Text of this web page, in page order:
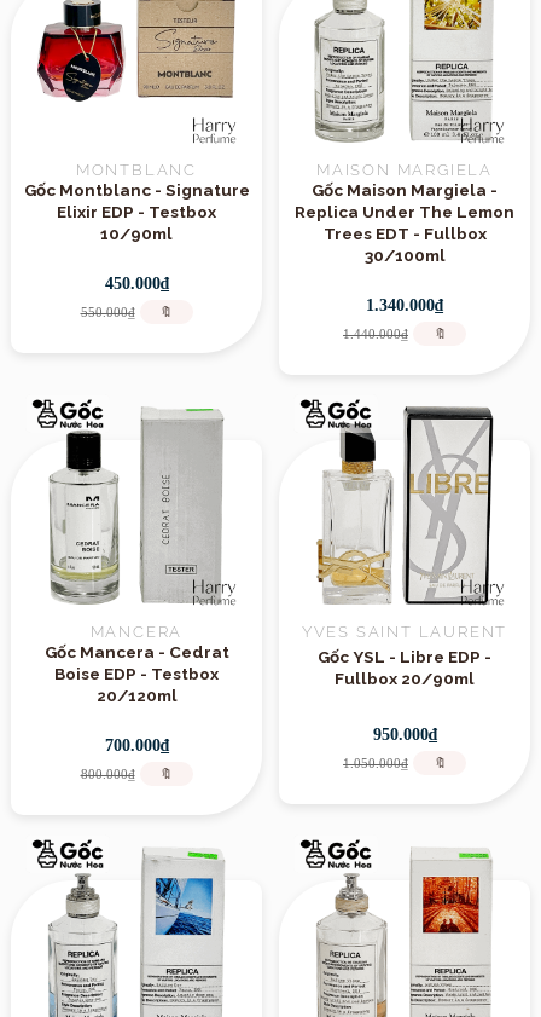
MONTBLANC
Gốc Montblanc - Signature
Elixir EDP - Testbox
10/90ml
450.000₫
550.000₫ 🔖
MAISON MARGIELA
Gốc Maison Margiela -
Replica Under The Lemon
Trees EDT - Fullbox
30/100ml
1.340.000₫
1.440.000₫ 🔖
MANCERA
Gốc Mancera - Cedrat
Boise EDP - Testbox
20/120ml
700.000₫
800.000₫ 🔖
YVES SAINT LAURENT
Gốc YSL - Libre EDP -
Fullbox 20/90ml
950.000₫
1.050.000₫ 🔖